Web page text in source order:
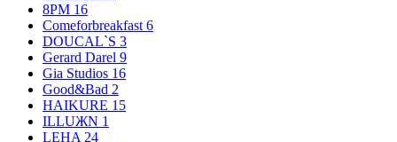
8PM 16
Comeforbreakfast 6
DOUCAL`S 3
Gerard Darel 9
Gia Studios 16
Good&Bad 2
HAIKURE 15
ILLUЖN 1
LEHA 24